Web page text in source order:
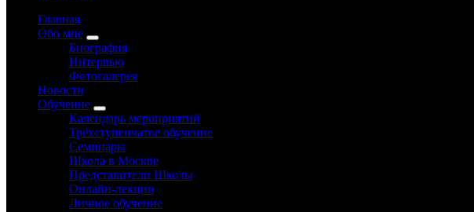
Главная
Обо мне
Биография
Интервью
Фотогалерея
Новости
Обучение
Календарь мероприятий
Трёхступенчатое обучение
Семинары
Школа в Москве
Представители Школы
Онлайн-лекции
Личное обучение